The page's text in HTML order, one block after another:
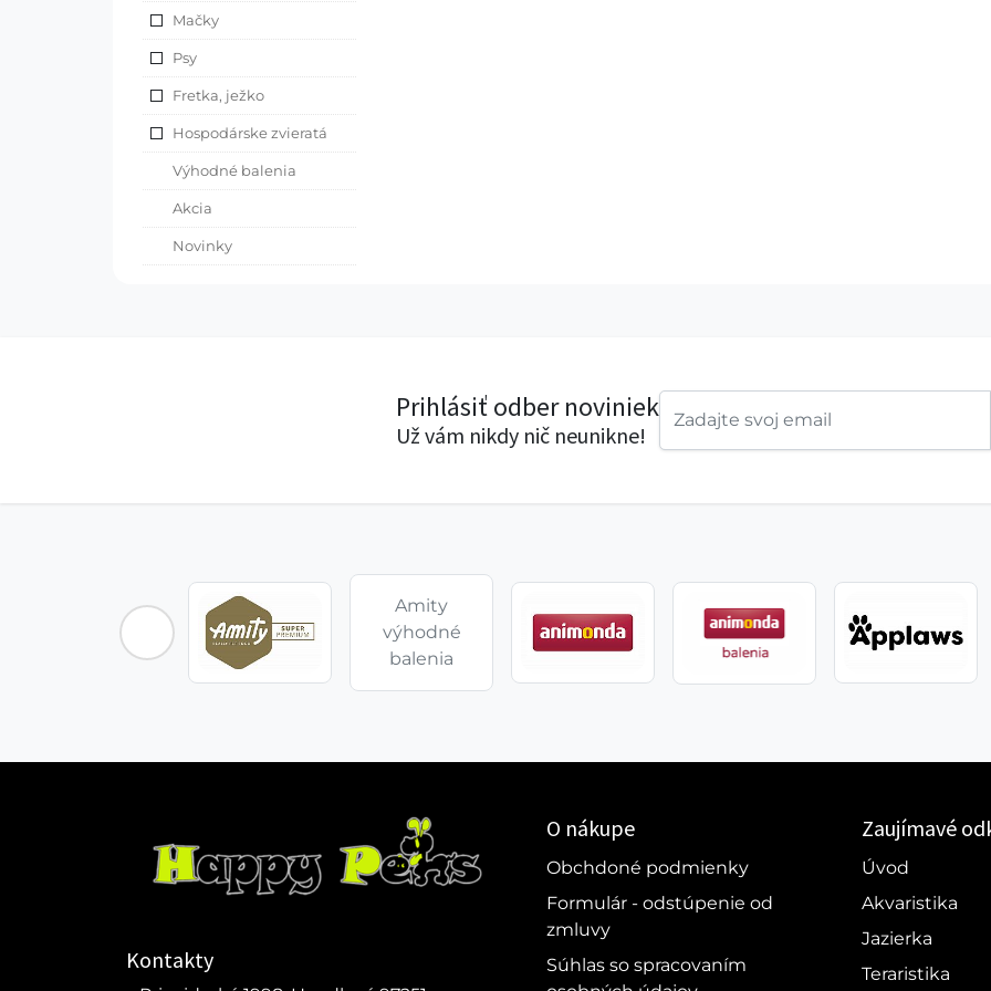
Mačky
Psy
Fretka, ježko
Hospodárske zvieratá
Výhodné balenia
Akcia
Novinky
Prihlásiť odber noviniek
Už vám nikdy nič neunikne!
Amity
výhodné
balenia
Kontakty
O nákupe
Obchdoné podmienky
Formulár - odstúpenie od
zmluvy
Súhlas so spracovaním
Zaujímavé
Úvod
Akvaristika
Jazierka
Teraristika